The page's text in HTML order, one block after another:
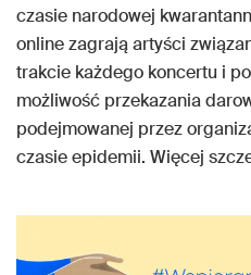
czasie narodowej
online zagrają artyści
trakcie każdego koncertu i
możliwość przekazania
podejmowanej przez
czasie epidemii. Więcej